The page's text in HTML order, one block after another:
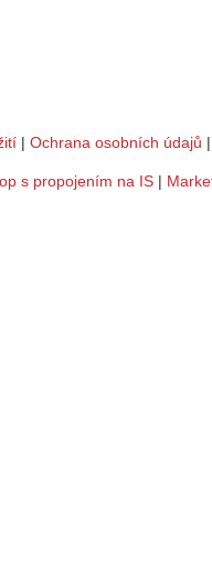
| Ochrana osobních údajů
s propojením na IS |